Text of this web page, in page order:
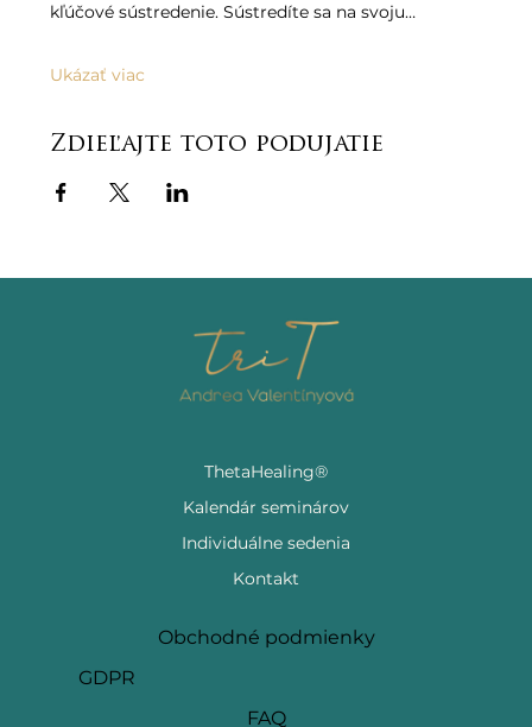
kľúčové sústredenie. Sústredíte sa na svoju…
Ukázať viac
Zdieľajte toto podujatie
ThetaHealing®
Kalendár seminárov
Individuálne sedenia
Kontakt
Obchodné podmienky
GDPR
FAQ